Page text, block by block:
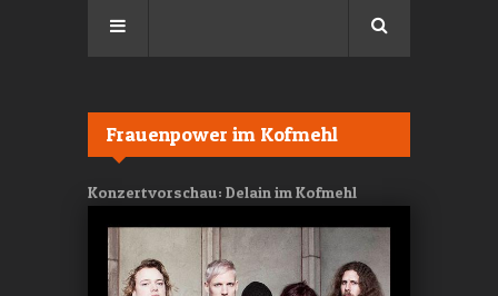
Frauenpower im Kofmehl
Konzertvorschau: Delain im Kofmehl